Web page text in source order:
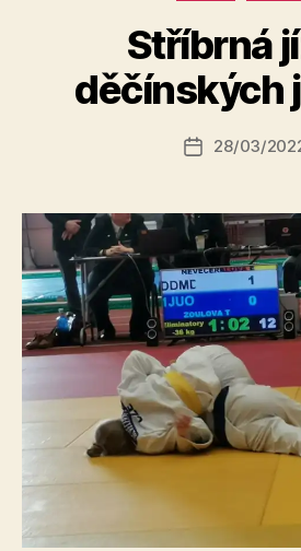
Stříbrná
děčínských
A
a
s
o
Datum
28/03/